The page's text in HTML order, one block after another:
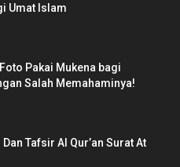
Umat Islam
Pakai Mukena bagi
Salah Memahaminya!
Tafsir Al Qur’an Surat At